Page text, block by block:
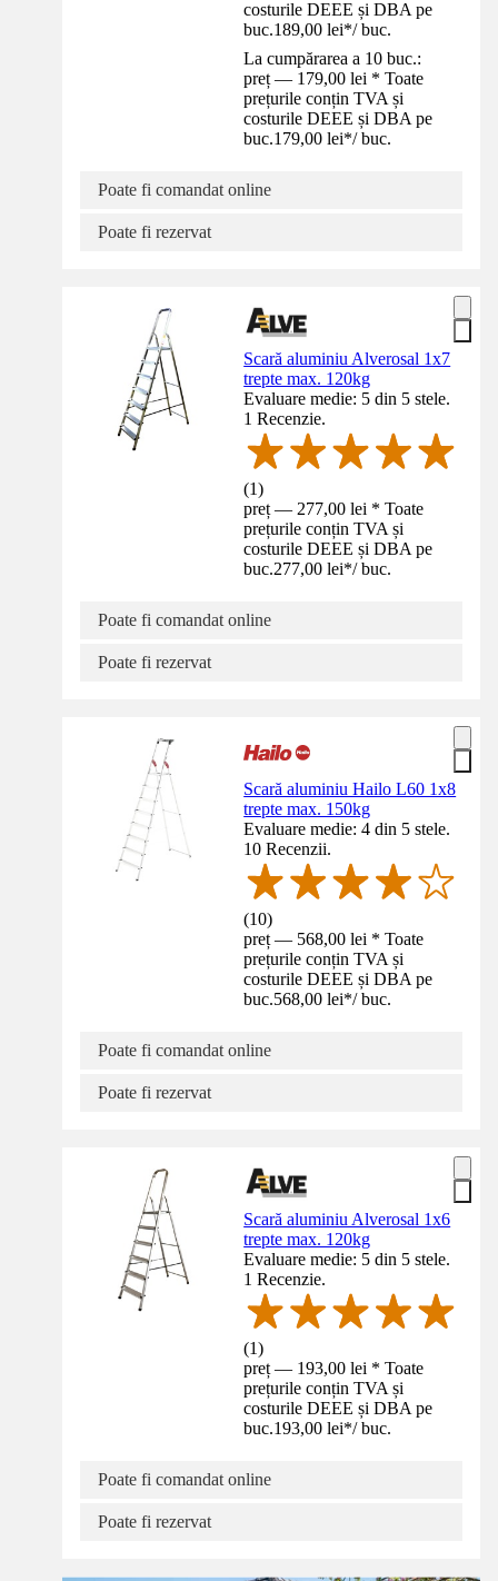
costurile DEEE și DBA pe
buc.189,00 lei*/ buc.
La cumpărarea a 10 buc.:
preț — 179,00 lei * Toate
prețurile conțin TVA și
costurile DEEE și DBA pe
buc.179,00 lei*/ buc.
Poate fi comandat online
Poate fi rezervat
Scară aluminiu Alverosal 1x7
trepte max. 120kg
Evaluare medie: 5 din 5 stele.
1 Recenzie.
(1)
preț — 277,00 lei * Toate
prețurile conțin TVA și
costurile DEEE și DBA pe
buc.277,00 lei*/ buc.
Poate fi comandat online
Poate fi rezervat
Scară aluminiu Hailo L60 1x8
trepte max. 150kg
Evaluare medie: 4 din 5 stele.
10 Recenzii.
(10)
preț — 568,00 lei * Toate
prețurile conțin TVA și
costurile DEEE și DBA pe
buc.568,00 lei*/ buc.
Poate fi comandat online
Poate fi rezervat
Scară aluminiu Alverosal 1x6
trepte max. 120kg
Evaluare medie: 5 din 5 stele.
1 Recenzie.
(1)
preț — 193,00 lei * Toate
prețurile conțin TVA și
costurile DEEE și DBA pe
buc.193,00 lei*/ buc.
Poate fi comandat online
Poate fi rezervat